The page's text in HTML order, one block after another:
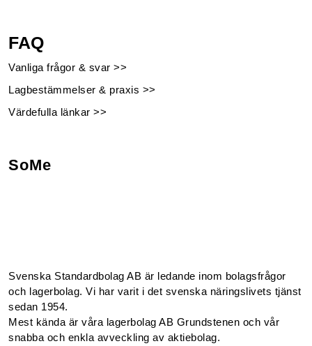
FAQ
Vanliga frågor & svar >>
Lagbestämmelser & praxis >>
Värdefulla länkar >>
SoMe
Svenska Standardbolag AB är ledande inom bolagsfrågor
och lagerbolag. Vi har varit i det svenska näringslivets tjänst
sedan 1954.
Mest kända är våra lagerbolag AB Grundstenen och vår
snabba och enkla avveckling av aktiebolag.